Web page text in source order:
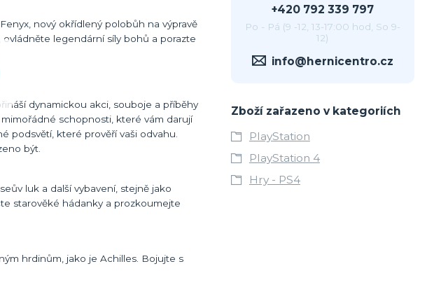
nový okřídlený polobůh na výpravě
legendární síly bohů a porazte
dynamickou akci, souboje a příběhy
schopnosti, které vám darují
podsvětí, které prověří vaši odvahu.
být.
luk a další vybavení, stejně jako
starověké hádanky a prozkoumejte
hrdinům, jako je Achilles. Bojujte s
+420 792 339 797
Po - Pá (9 -12, 13-17:00 hod, So 9-
12)
info@hernicentro.cz
Zboží zařazeno v kategoriích
PlayStation
PlayStation 4
Hry - PS4